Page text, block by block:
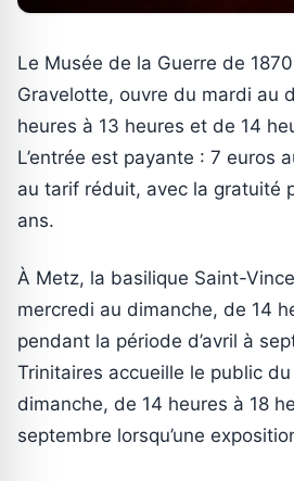
Le Musée de la Guerre de
Gravelotte, ouvre du mardi au
heures à 13 heures et de 14
L’entrée est payante : 7 euros
au tarif réduit, avec la gratuité
ans.
À Metz, la basilique Saint-
mercredi au dimanche, de 14
pendant la période d’avril à
Trinitaires accueille le public
dimanche, de 14 heures à 18
septembre lorsqu’une